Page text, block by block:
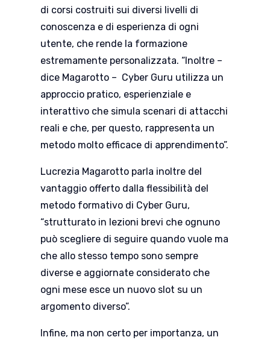
di corsi costruiti sui diversi livelli di
conoscenza e di esperienza di ogni
utente, che rende la formazione
estremamente personalizzata. “Inoltre –
dice Magarotto – Cyber Guru utilizza un
approccio pratico, esperienziale e
interattivo che simula scenari di attacchi
reali e che, per questo, rappresenta un
metodo molto efficace di apprendimento”.
Lucrezia Magarotto parla inoltre del
vantaggio offerto dalla flessibilità del
metodo formativo di Cyber Guru,
“strutturato in lezioni brevi che ognuno
può scegliere di seguire quando vuole ma
che allo stesso tempo sono sempre
diverse e aggiornate considerato che
ogni mese esce un nuovo slot su un
argomento diverso”.
Infine, ma non certo per importanza, un